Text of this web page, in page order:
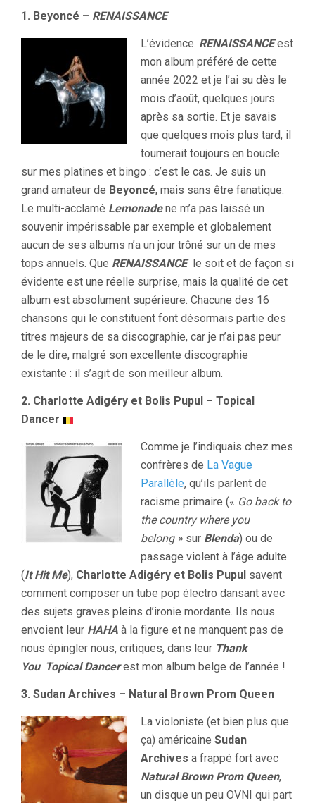
1. Beyoncé – RENAISSANCE
L’évidence. RENAISSANCEest
mon album préféré de cette
année 2022 et je l’ai su dès le
mois d’août, quelques jours
après sa sortie. Et je savais
que quelques mois plus tard, il
tournerait toujours en boucle
sur mes platines et bingo : c’est le cas. Je suis un
grand amateur de Beyoncé, mais sans être fanatique.
Le multi-acclamé Lemonadene m’a pas laissé un
souvenir impérissable par exemple et globalement
aucun de ses albums n’a un jour trôné sur un de mes
tops annuels. Que RENAISSANCEle soit et de façon si
évidente est une réelle surprise, mais la qualité de cet
album est absolument supérieure. Chacune des 16
chansons qui le constituent font désormais partie des
titres majeurs de sa discographie, car je n’ai pas peur
de le dire, malgré son excellente discographie
existante : il s’agit de son meilleur album.
2. Charlotte Adigéry et Bolis Pupul – Topical
Dancer
Comme je l’indiquais chez mes
confrères de La Vague
Parallèle, qu’ils parlent de
racisme primaire (« Go back to
the country where you
belong » sur Blenda) ou de
passage violent à l’âge adulte
(It Hit Me), Charlotte Adigéry et Bolis Pupul savent
comment composer un tube pop électro dansant avec
des sujets graves pleins d’ironie mordante. Ils nous
envoient leur HAHA à la figure et ne manquent pas de
nous épingler nous, critiques, dans leur Thank
You. Topical Dancerest mon album belge de l’année !
3. Sudan Archives – Natural Brown Prom Queen
La violoniste (et bien plus que
ça) américaine Sudan
Archives a frappé fort avec
Natural Brown Prom Queen,
un disque un peu OVNI qui part